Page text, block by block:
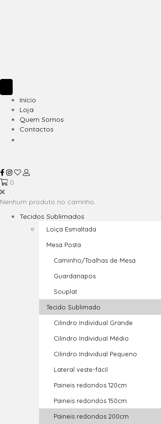
Início
Loja
Quem Somos
Contactos
0
Nenhum produto no carrinho.
Tecidos Sublimados
Loiça Esmaltada
Mesa Posta
Caminho/Toalhas de Mesa
Guardanapos
Souplat
Tecido Sublimado
Cilindro Individual Grande
Cilindro Individual Médio
Cilindro Individual Pequeno
Lateral veste-fácil
Paineis redondos 120cm
Paineis redondos 150cm
Paineis redondos 200cm